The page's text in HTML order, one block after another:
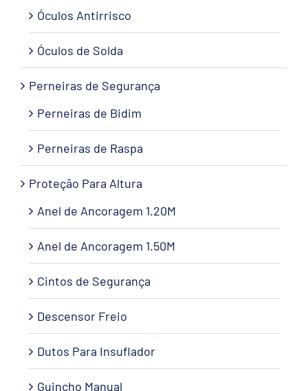
Óculos Antirrisco
Óculos de Solda
Perneiras de Segurança
Perneiras de Bidim
Perneiras de Raspa
Proteção Para Altura
Anel de Ancoragem 1.20M
Anel de Ancoragem 1.50M
Cintos de Segurança
Descensor Freio
Dutos Para Insuflador
Guincho Manual